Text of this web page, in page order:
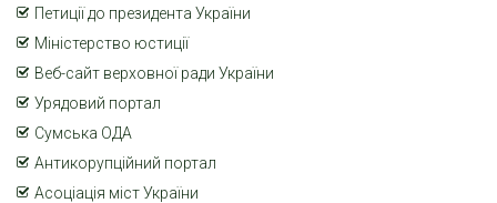
Петиції до президента України
Міністерство юстиції
Веб-сайт верховної ради України
Урядовий портал
Сумська ОДА
Антикорупційний портал
Асоціація міст України